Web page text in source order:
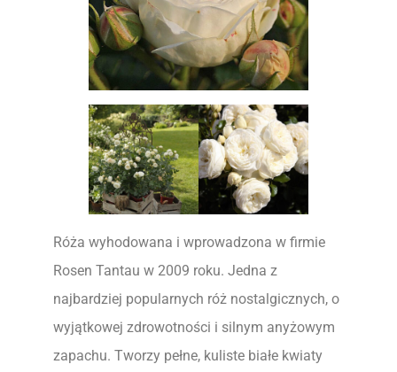
Róża wyhodowana i wprowadzona w firmie
Rosen Tantau w 2009 roku. Jedna z
najbardziej popularnych róż nostalgicznych, o
wyjątkowej zdrowotności i silnym anyżowym
zapachu. Tworzy pełne, kuliste białe kwiaty